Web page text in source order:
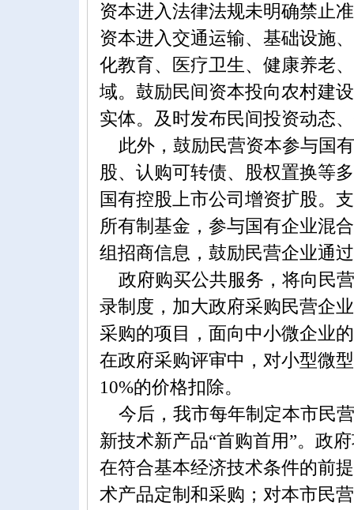
资本进入法律法规未明确禁止
资本进入交通运输、基础设施
化教育、医疗卫生、健康养老
域。鼓励民间资本投向农村建
实体。及时发布民间投资动态
此外，鼓励民营资本参与国
股、认购可转债、股权置换等
国有控股上市公司增资扩股。
所有制基金，参与国有企业混
组招商信息，鼓励民营企业通
政府购买公共服务，将向民
录制度，加大政府采购民营企
采购的项目，面向中小微企业
在政府采购评审中，对小型微
10%的价格扣除。
今后，我市每年制定本市民
新技术新产品“首购首用”。政
在符合基本经济技术条件的前
术产品定制和采购；对本市民